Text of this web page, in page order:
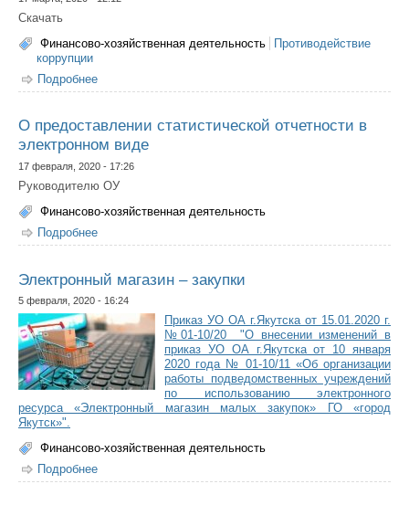
Скачать
Финансово-хозяйственная деятельность
Противодействие
коррупции
Подробнее
в органах местного самоуправления по
работ, услуг для обеспечения муниципальных нужд,
положений Федерально
О предоставлении статистической отчетности в
электронном виде
17 февраля, 2020 - 17:26
Руководителю ОУ
Финансово-хозяйственная деятельность
Подробнее
электронном виде
Электронный магазин – закупки
5 февраля, 2020 - 16:24
Приказ УО ОА г.Якутска от 15.01.2020 г.
№01-10/20 "О внесении изменений в
приказ УО ОА г.Якутска от 10 января
2020 года № 01-10/11 «Об организации
работы подведомственных учреждений
по использованию электронного
ресурса «Электронный магазин малых закупок» ГО «город
Якутск»".
Финансово-хозяйственная деятельность
Подробнее